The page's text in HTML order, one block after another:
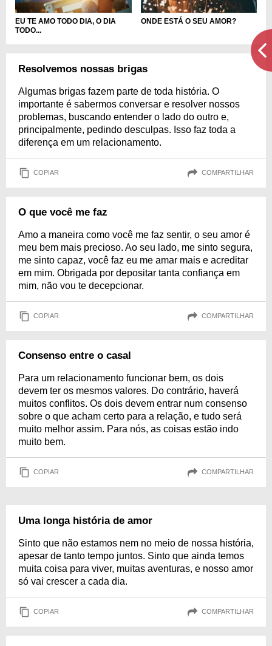
EU TE AMO TODO DIA, O DIA
TODO...
ONDE ESTÁ O SEU AMOR?
Resolvemos nossas brigas
Algumas brigas fazem parte de toda história. O
importante é sabermos conversar e resolver nossos
problemas, buscando entender o lado do outro e,
principalmente, pedindo desculpas. Isso faz toda a
diferença em um relacionamento.
COPIAR COMPARTILHAR
O que você me faz
Amo a maneira como você me faz sentir, o seu amor é
meu bem mais precioso. Ao seu lado, me sinto segura,
me sinto capaz, você faz eu me amar mais e acreditar
em mim. Obrigada por depositar tanta confiança em
mim, não vou te decepcionar.
COPIAR COMPARTILHAR
Consenso entre o casal
Para um relacionamento funcionar bem, os dois
devem ter os mesmos valores. Do contrário, haverá
muitos conflitos. Os dois devem entrar num consenso
sobre o que acham certo para a relação, e tudo será
muito melhor assim. Para nós, as coisas estão indo
muito bem.
COPIAR COMPARTILHAR
Uma longa história de amor
Sinto que não estamos nem no meio de nossa história,
apesar de tanto tempo juntos. Sinto que ainda temos
muita coisa para viver, muitas aventuras, e nosso amor
só vai crescer a cada dia.
COPIAR COMPARTILHAR